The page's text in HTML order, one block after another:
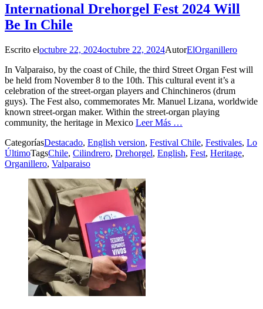
International Drehorgel Fest 2024 Will
Be In Chile
Escrito eloctubre 22, 2024octubre 22, 2024AutorElOrganillero
In Valparaiso, by the coast of Chile, the third Street Organ Fest will
be held from November 8 to the 10th. This cultural event it’s a
celebration of the street-organ players and Chinchineros (drum
guys). The Fest also, commemorates Mr. Manuel Lizana, worldwide
known street-organ maker. Within the street-organ playing
community, the heritage in Mexico Leer Más …
CategoríasDestacado, English version, Festival Chile, Festivales, Lo
ÚltimoTagsChile, Cilindrero, Drehorgel, English, Fest, Heritage,
Organillero, Valparaiso